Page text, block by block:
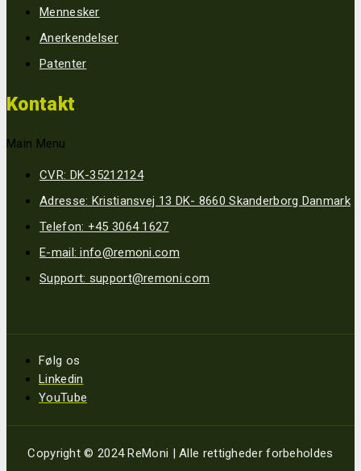
Mennesker
Anerkendelser
Patenter
Kontakt
Main Menu
CVR: DK-35212124
Adresse: Kristiansvej 13 DK- 8660 Skanderborg Danmark
Telefon: +45 3064 1627
E-mail: info@remoni.com
Support: support@remoni.com
Følg os
Linkedin
YouTube
Copyright © 2024 ReMoni | Alle rettigheder forbeholdes